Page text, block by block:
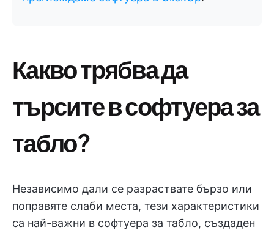
Какво трябва да
търсите в софтуера за
табло?
Независимо дали се разраствате бързо или
поправяте слаби места, тези характеристики
са най-важни в софтуера за табло, създаден